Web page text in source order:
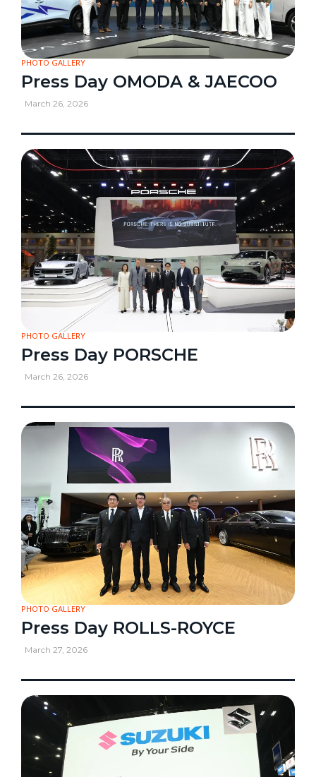
PHOTO GALLERY
Press Day OMODA & JAECOO
March 26, 2026
PHOTO GALLERY
Press Day PORSCHE
March 26, 2026
PHOTO GALLERY
Press Day ROLLS-ROYCE
March 27, 2026